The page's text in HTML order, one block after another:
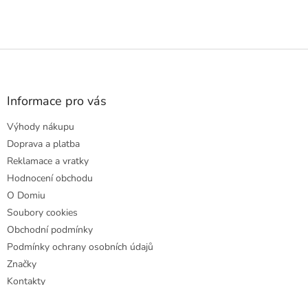
Z
Informace pro vás
Výhody nákupu
Doprava a platba
Reklamace a vratky
Hodnocení obchodu
O Domiu
Soubory cookies
Obchodní podmínky
Podmínky ochrany osobních údajů
Značky
Kontakty